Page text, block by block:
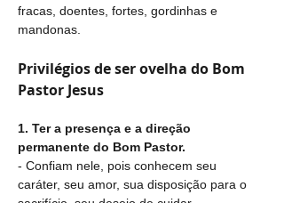
fracas, doentes, fortes, gordinhas e
mandonas.
Privilégios de ser ovelha do Bom
Pastor Jesus
1. Ter a presença e a direção
permanente do Bom Pastor.
- Confiam nele, pois conhecem seu
caráter, seu amor, sua disposição para o